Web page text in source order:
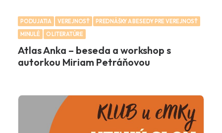
PODUJATIA VEREJNOSŤ
PREDNÁŠKY A BESEDY PRE VEREJNOSŤ
MINULÉ
O LITERATÚRE
Atlas Anka – beseda a workshop s
autorkou Miriam Petráňovou